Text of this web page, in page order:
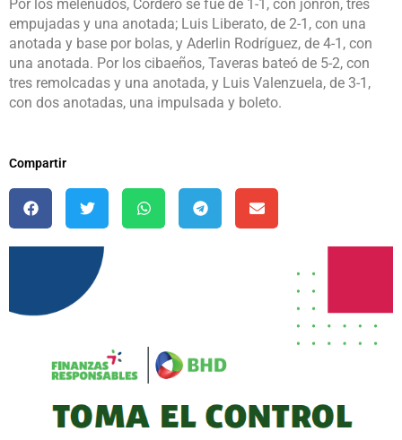
Por los melenudos, Cordero se fue de 1-1, con jonrón, tres
empujadas y una anotada; Luis Liberato, de 2-1, con una
anotada y base por bolas, y Aderlin Rodríguez, de 4-1, con
una anotada. Por los cibaeños, Taveras bateó de 5-2, con
tres remolcadas y una anotada, y Luis Valenzuela, de 3-1,
con dos anotadas, una impulsada y boleto.
Compartir